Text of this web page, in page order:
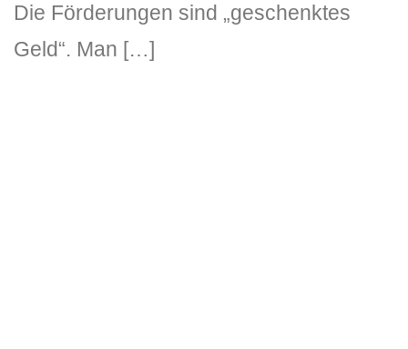
Die Förderungen sind „geschenktes
Geld“. Man […]